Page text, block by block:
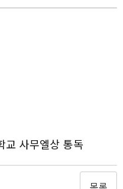
교 사무엘상 통독